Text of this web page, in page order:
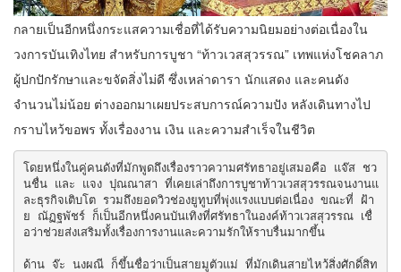
กลายเป็นอีกหนึ่งกระแสความเชื่อที่ได้รับความนิยมอย่างต่อเนื่องใน
วงการบันเทิงไทย สำหรับการบูชา “ท้าวเวสสุวรรณ” เทพแห่งโชคลาภ
ผู้ปกปักรักษาและขจัดสิ่งไม่ดี ซึ่งเหล่าดารา นักแสดง และคนดัง
จำนวนไม่น้อย ต่างออกมาเผยประสบการณ์ความปัง หลังเดินทางไป
กราบไหว้ขอพร ทั้งเรื่องงาน เงิน และความสำเร็จในชีวิต
โดยหนึ่งในคู่คนดังที่มักพูดถึงเรื่องราวความศรัทธาอยู่เสมอคือ แจ๊ส ชว
นชื่น และ แจง ปุณณาสา ที่เคยเล่าถึงการบูชาท้าวเวสสุวรรณจนงานแ
ละธุรกิจเติบโต รวมถึงยอดวิวช่องยูทูบที่พุ่งแรงแบบต่อเนื่อง ขณะที่ ฝ้า
ย ณัฏฐพัชร์ ก็เป็นอีกหนึ่งคนบันเทิงที่ศรัทธาในองค์ท้าวเวสสุวรรณ เชื่
อว่าช่วยส่งเสริมทั้งเรื่องการงานและความรักให้ราบรื่นมากขึ้น
ด้าน จ๊ะ นงผณี ก็ขึ้นชื่อว่าเป็นสายมูตัวแม่ ที่มักเดินสายไหว้สิ่งศักดิ์สิท